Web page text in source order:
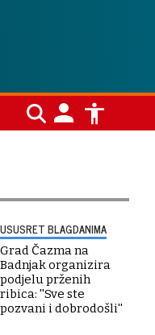
USUSRET BLAGDANIMA
Grad Čazma na
Badnjak organizira
podjelu prženih
ribica: ''Sve ste
pozvani i dobrodošli''